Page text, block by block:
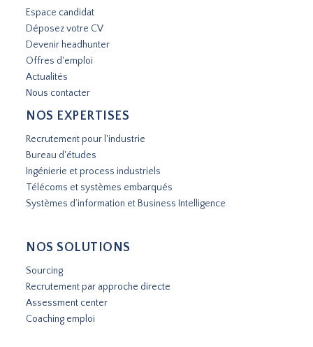
Espace candidat
Déposez votre CV
Devenir headhunter
Offres d'emploi
Actualités
Nous contacter
NOS EXPERTISES
Recrutement pour l'industrie
Bureau d'études
Ingénierie et process industriels
Télécoms et systèmes embarqués
Systèmes d’information et Business Intelligence
NOS SOLUTIONS
Sourcing
Recrutement par approche directe
Assessment center
Coaching emploi